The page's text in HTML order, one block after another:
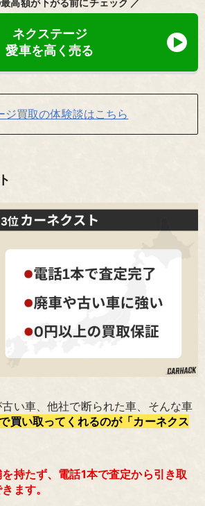
高額が下がる前にチェック ／
ネクステージ
愛車を高く売る
ジ買取の体験談はこちら
い車、他社で断られた車、そんな車
買い取ってくれるのが「カーネクス
持たず、電話1本で査定から引き取
ます。